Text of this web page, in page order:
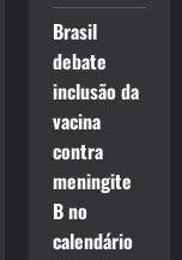
Brasil
debate
inclusão da
vacina
contra
meningite
B no
calendário